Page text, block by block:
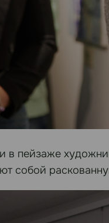
в пейзаже
собой